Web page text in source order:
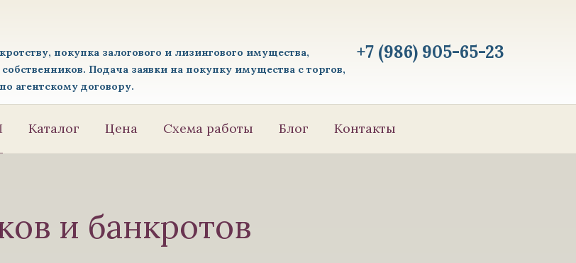
покупка залогового и лизингового имущества,
Подача заявки на покупку имущества с торгов,
агентскому договору.
+7 (986) 905-65-23
Каталог Цена Схема работы Блог Контакты
и банкротов